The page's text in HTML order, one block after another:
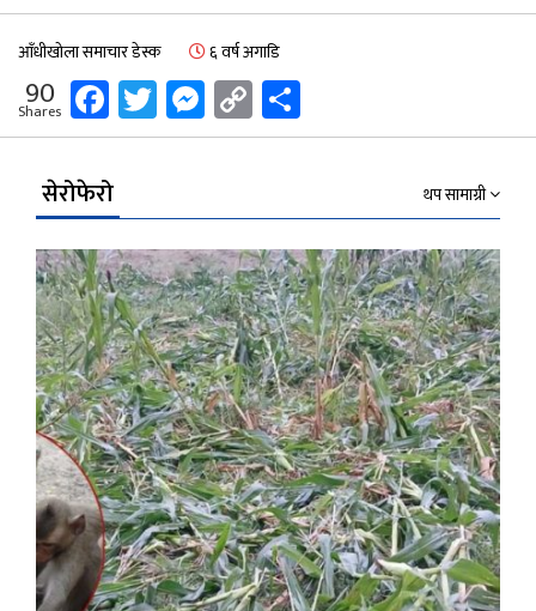
आँधीखोला समाचार डेस्क ६ वर्ष अगाडि
90
Shares Facebook
Twitter
Messenger
Copy
Link
सेरोफेरो थप सामाग्री